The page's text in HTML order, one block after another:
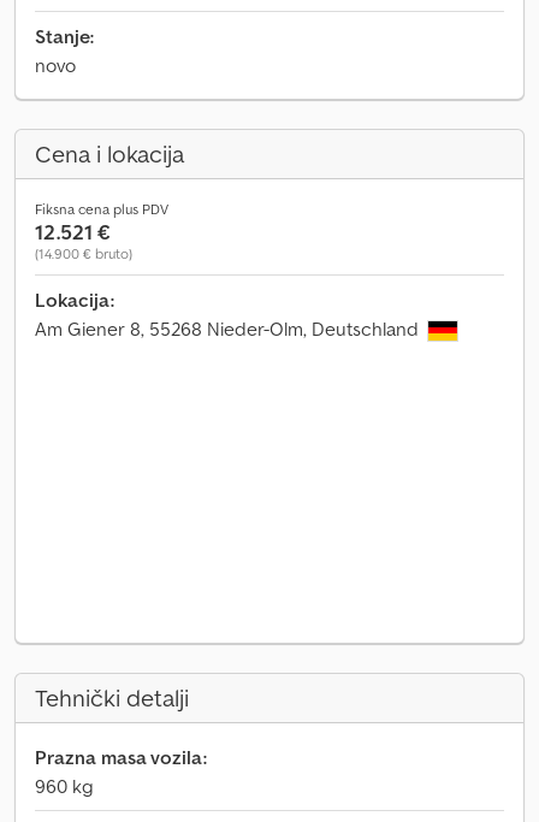
Stanje:
novo
Cena i lokacija
Fiksna cena plus PDV
12.521 €
(14.900 € bruto)
Lokacija:
Am Giener 8, 55268 Nieder-Olm, Deutschland
Tehnički detalji
Prazna masa vozila:
960 kg